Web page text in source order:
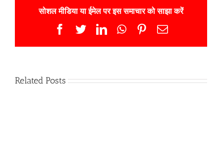
सोशल मीडिया या ईमेल पर इस समाचार को साझा करें
Facebook
TwitterLinkedInWhatsApp
Pinterest
Email
Related Posts